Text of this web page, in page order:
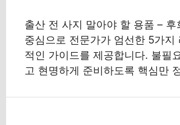
출산 전 사지 말아야 할 용품 – 후
중심으로 전문가가 엄선한 5가지
적인 가이드를 제공합니다. 불필
고 현명하게 준비하도록 핵심만